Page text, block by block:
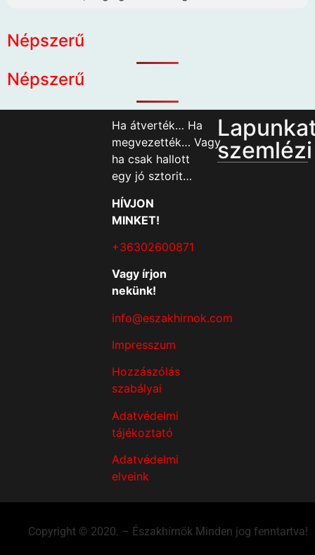
Népszerű
Népszerű
Ha átverték… Ha
megvezették… Vagy
ha csak hallott
egy jó sztorit…
HÍVJON
MINKET!
+36302600871
Vagy írjon
nekünk!
info@eszakhirnok.com
Impresszum
Hozzászólás
szabályai
Adatvédelmi
tájékoztató
Adatvédelmi
elveink
szemlézi
Copyright © 2020. – Északhírnök Minden jog fenntartva!